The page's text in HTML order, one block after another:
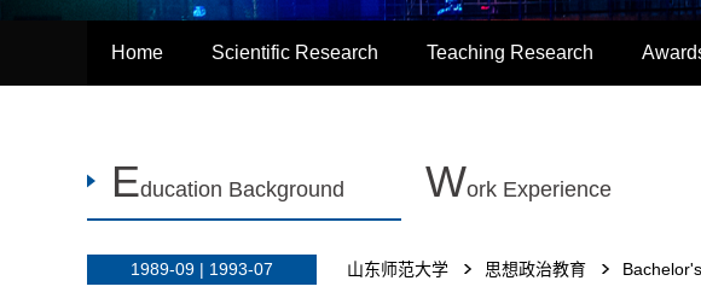
Home Scientific Research Teaching Research
Education Background Work Experience
1989-09 | 1993-07 山东师范大学 思想政治教育